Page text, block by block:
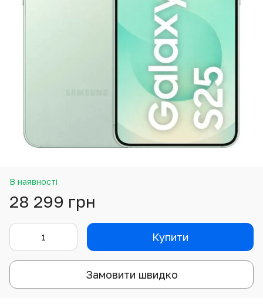
В наявності
28 299 грн
Купити
Замовити швидко